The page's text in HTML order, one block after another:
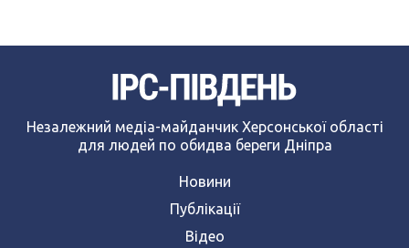
Незалежний медіа-майданчик Херсонської області
для людей по обидва береги Дніпра
Новини
Публікації
Відео